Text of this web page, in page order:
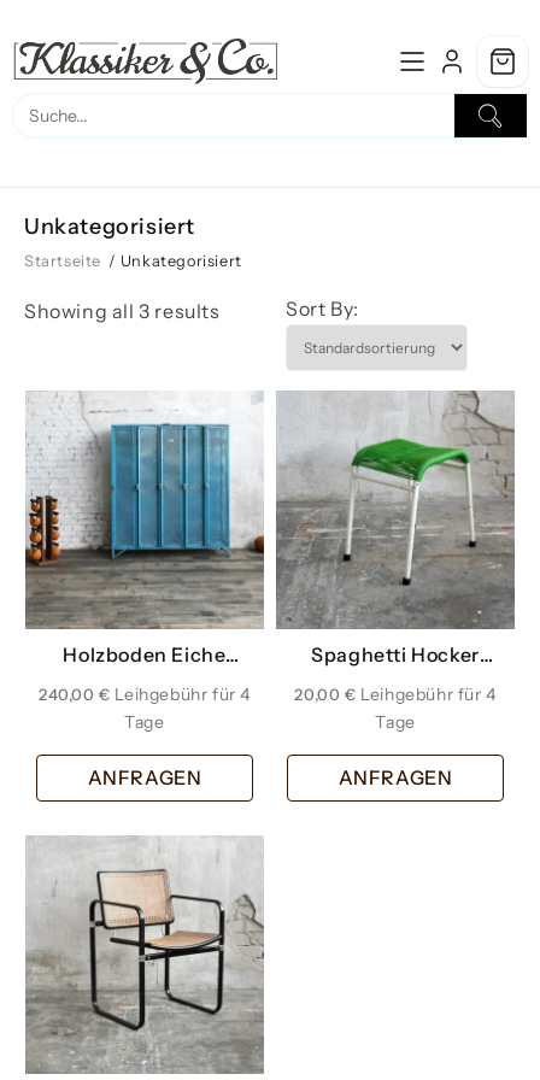
to
content
Unkategorisiert
Startseite / Unkategorisiert
Showing all 3 results Sort By:
Holzboden Eiche
Eisenbahnschwelle
240,00€
ANFRAGEN
Spaghetti Hocker
20,00 €
ANFRAGEN